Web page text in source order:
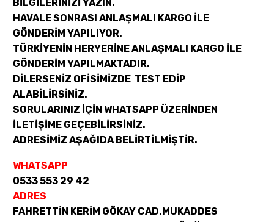
BİLGİLERİNİZİ YAZIN.
HAVALE SONRASI ANLAŞMALI KARGO İLE
GÖNDERİM YAPILIYOR.
TÜRKİYENİN HERYERİNE ANLAŞMALI KARGO İLE
GÖNDERİM YAPILMAKTADIR.
DİLERSENİZ OFİSİMİZDE TEST EDİP
ALABİLİRSİNİZ.
SORULARINIZ İÇİN WHATSAPP ÜZERİNDEN
İLETİŞİME GEÇEBİLİRSİNİZ.
ADRESİMİZ AŞAĞIDA BELİRTİLMİŞTİR.
WHATSAPP
0533 553 29 42
ADRES
FAHRETTİN KERİM GÖKAY CAD.MUKADDES